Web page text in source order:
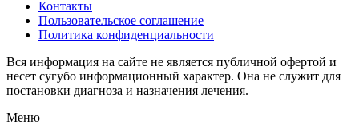
Контакты
Пользовательское соглашение
Политика конфиденциальности
Вся информация на сайте не является публичной офертой и
несет сугубо информационный характер. Она не служит для
постановки диагноза и назначения лечения.
Меню